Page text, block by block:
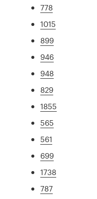
778
1015
899
946
948
829
1855
565
561
699
1738
787